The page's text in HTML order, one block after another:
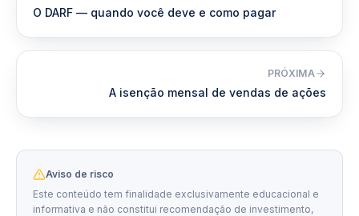
O DARF — quando você deve e como pagar
PRÓXIMA
A isenção mensal de vendas de ações
Aviso de risco
Este conteúdo tem finalidade exclusivamente educacional e
informativa e não constitui recomendação de investimento,